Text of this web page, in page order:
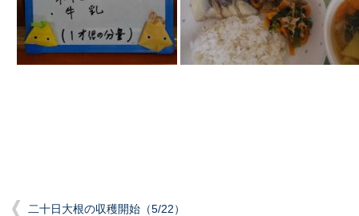
二十日大根の収穫開始（5/22）